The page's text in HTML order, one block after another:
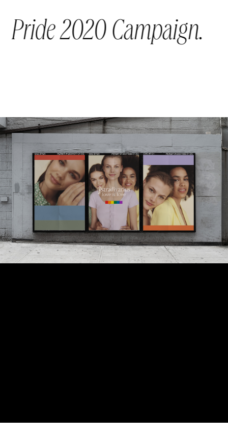
contenido
Pride 2020 Campaign.